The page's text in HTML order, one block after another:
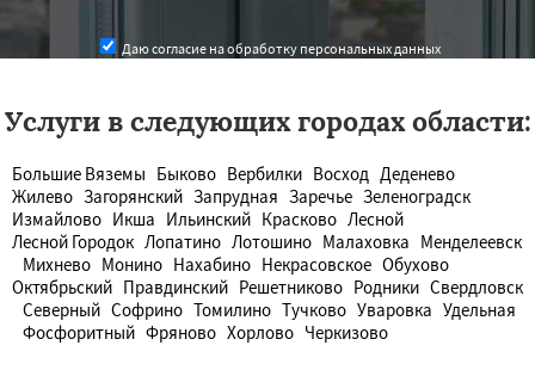
Даю согласие на обработку персональных данных
Услуги в следующих городах области:
Большие Вяземы Быково Вербилки Восход Деденево
Жилево Загорянский Запрудная Заречье Зеленоградск
Измайлово Икша Ильинский Красково Лесной
Лесной Городок Лопатино Лотошино Малаховка Менделеевск
Михнево Монино Нахабино Некрасовское Обухово
Октябрьский Правдинский Решетниково Родники Свердловск
Северный Софрино Томилино Тучково Уваровка Удельная
Фосфоритный Фряново Хорлово Черкизово